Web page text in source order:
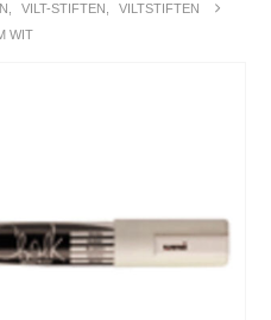
VILT-STIFTEN
VILTSTIFTEN
WIT